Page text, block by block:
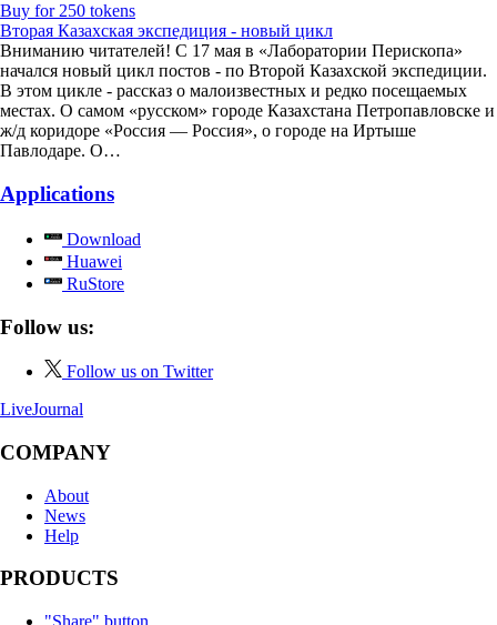
Buy for 250 tokens
Вторая Казахская экспедиция - новый цикл
Вниманию читателей! С 17 мая в «Лаборатории Перископа»
начался новый цикл постов - по Второй Казахской экспедиции.
В этом цикле - рассказ о малоизвестных и редко посещаемых
местах. О самом «русском» городе Казахстана Петропавловске и
ж/д коридоре «Россия — Россия», о городе на Иртыше
Павлодаре. О…
Applications
Download
Huawei
RuStore
Follow us:
Follow us on Twitter
LiveJournal
COMPANY
About
News
Help
PRODUCTS